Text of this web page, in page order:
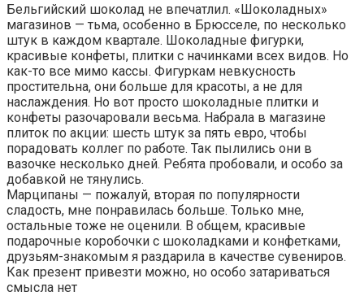
Бельгийский шоколад не впечатлил. «Шоколадных»
магазинов — тьма, особенно в Брюсселе, по несколько
штук в каждом квартале. Шоколадные фигурки,
красивые конфеты, плитки с начинками всех видов. Но
как-то все мимо кассы. Фигуркам невкусность
простительна, они больше для красоты, а не для
наслаждения. Но вот просто шоколадные плитки и
конфеты разочаровали весьма. Набрала в магазине
плиток по акции: шесть штук за пять евро, чтобы
порадовать коллег по работе. Так пылились они в
вазочке несколько дней. Ребята пробовали, и особо за
добавкой не тянулись.
Марципаны — пожалуй, вторая по популярности
сладость, мне понравилась больше. Только мне,
остальные тоже не оценили. В общем, красивые
подарочные коробочки с шоколадками и конфетками,
друзьям-знакомым я раздарила в качестве сувениров.
Как презент привезти можно, но особо затариваться
смысла нет